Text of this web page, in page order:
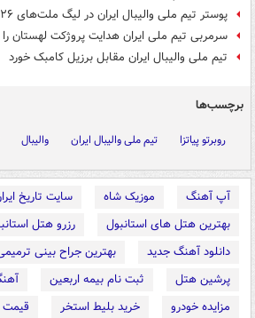
پوستر تیم ملی والیبال ایران در لیگ ملت‌های ۲۰۲۶ رونمایی شد +عکس
سرمربی تیم ملی ایران هدایت پروژکت لهستان
تیم ملی والیبال ایران مقابل برزیل کامبک خورد
برچسب‌ها
روبرتو پیاتزا تیم ملی والیبال ایران والیبال
آپ آهنگ موزیک شاه
سایت تاریخ
بهترین هتل های استانبول
رزرو هتل
دانلود آهنگ جدید
بهترین جراح بینی
پرشین هتل
ثبت نام بیمه اربعین
مزایده خودرو
خرید بلیط استخر